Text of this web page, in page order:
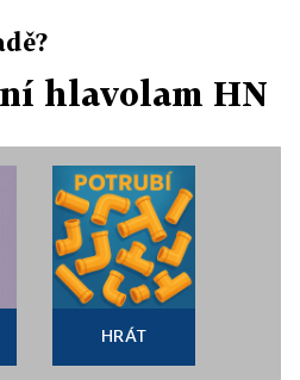
hlavolam HN
HRÁT